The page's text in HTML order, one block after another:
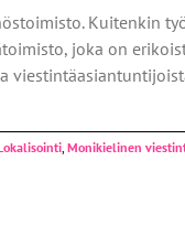
Kuitenkin
joka on
, Monikielinen